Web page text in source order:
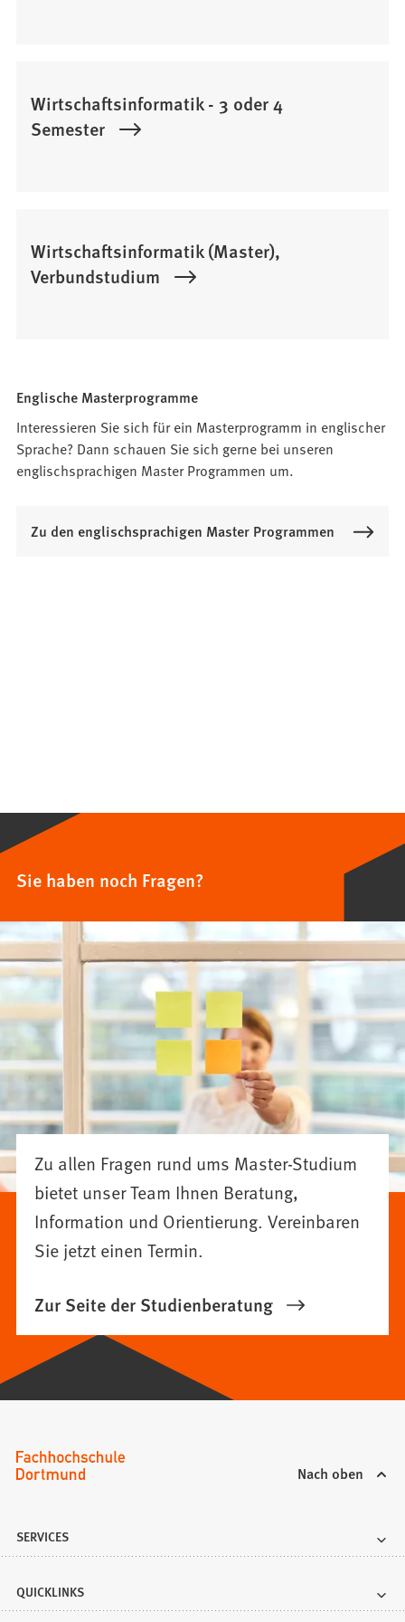
Wirtschaftsinformatik - 3 oder 4
Semester
Wirtschaftsinformatik (Master),
Verbundstudium
Englische Masterprogramme
Interessieren Sie sich für ein Masterprogramm in englischer
Sprache? Dann schauen Sie sich gerne bei unseren
englischsprachigen Master Programmen um.
Zu den englischsprachigen Master Programmen
Sie haben noch Fragen?
Zu allen Fragen rund ums Master-Studium
bietet unser Team Ihnen Beratung,
Information und Orientierung. Vereinbaren
Sie jetzt einen Termin.
Zur Seite der Studienberatung
Nach oben
SERVICES
QUICKLINKS